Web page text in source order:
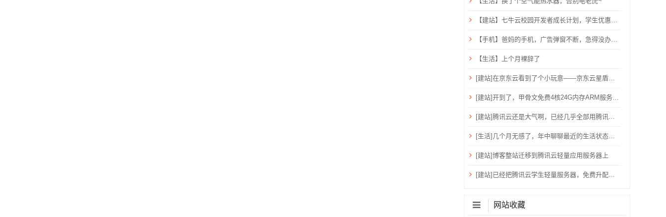
【建站】七牛云校园开发者成长计划，学生优惠，需验证学生邮箱
【手机】爸妈的手机，广告弹窗不断，急得没办法只能关机重启？用ADB卸载快应用框架！
【生活】上个月裸辞了
[建站]在京东云看到了个小玩意——京东云星盾安全加速。
[建站]开到了，甲骨文免费4核24G内存ARM服务器~
[建站]腾讯云还是大气啊，已经几乎全部用腾讯云了！
[生活]几个月无感了，年中聊聊最近的生活状态吧！
[建站]博客整站迁移到腾讯云轻量应用服务器上
[建站]已经把腾讯云学生轻量服务器，免费升配到：2核心、4G内存、6M带宽、80G硬盘、1200G流量
网站收藏